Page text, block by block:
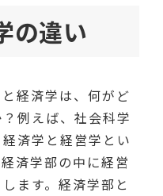
の違い
経済学は、何がど
例えば、社会科学
済学と経営学とい
済学部の中に経営
ます。経済学部と